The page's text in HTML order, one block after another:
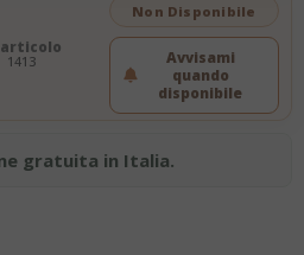
articolo
1413
Non Disponibile
Avvisami
quando
disponibile
gratuita in Italia.